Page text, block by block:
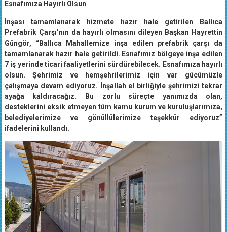
Esnafımıza Hayırlı Olsun
İnşası tamamlanarak hizmete hazır hale getirilen Ballıca
Prefabrik Çarşı’nın da hayırlı olmasını dileyen Başkan Hayrettin
Güngör, “Ballıca Mahallemize inşa edilen prefabrik çarşı da
tamamlanarak hazır hale getirildi. Esnafımız bölgeye inşa edilen
7 iş yerinde ticari faaliyetlerini sürdürebilecek. Esnafımıza hayırlı
olsun. Şehrimiz ve hemşehrilerimiz için var gücümüzle
çalışmaya devam ediyoruz. İnşallah el birliğiyle şehrimizi tekrar
ayağa kaldıracağız. Bu zorlu süreçte yanımızda olan,
desteklerini eksik etmeyen tüm kamu kurum ve kuruluşlarımıza,
belediyelerimize ve gönüllülerimize teşekkür ediyoruz”